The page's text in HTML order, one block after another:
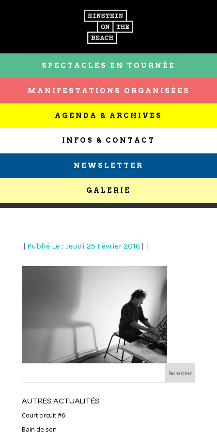
SPECTACLES EN TOURNÉE
MANIFESTATIONS ORGANISÉES
AGENDA & ARCHIVES
INFOS & CONTACT
NEWSLETTER
GALERIE
Publié Le : Jeudi 25 Février 2016
AUTRES ACTUALITÉS
Court circuit #6
Bain de son